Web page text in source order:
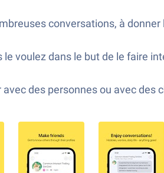
conversations, à donner
voulez dans le but de le faire
des personnes ou avec des